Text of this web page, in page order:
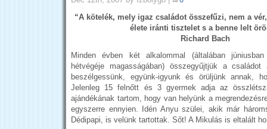
“A kötelék, mely igaz családot összefűzi, nem a
élete iránti tisztelet s a benne lelt
Richard Bach
Minden évben két alkalommal (általában
hétvégéje magasságában) összegyűjtjük a
beszélgessünk, együnk-igyunk és örüljünk annak,
Jelenleg 15 felnőtt és 3 gyermek adja az
ajándékának tartom, hogy van helyünk a
egyszerre ennyien. Idén Anyu szülei, akik már
Dédipapi, is velünk tartottak. Sőt! A Mikulás is eltalált